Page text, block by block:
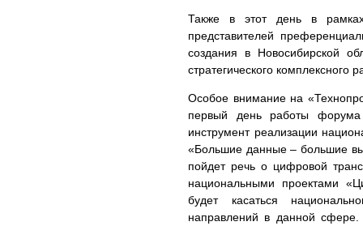
Также в этот день в
представителей
создания в Новосибирской
стратегического комплексного
Особое внимание на
первый день работы форума
инструмент реализации
«Большие данные – большие
пойдет речь о цифровой
национальными проектами
будет касаться
направлений в данной